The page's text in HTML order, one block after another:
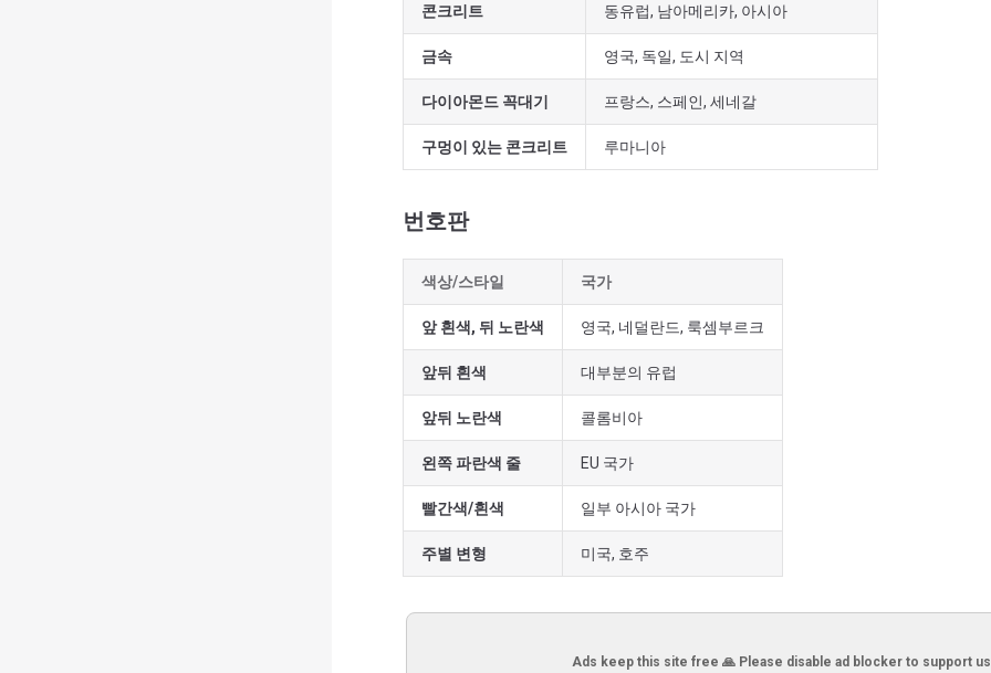
콘크리트 동유럽, 남아메리카, 아시아
금속 영국, 독일, 도시 지역
다이아몬드 꼭대기 프랑스, 스페인, 세네갈
구멍이 있는 콘크리트 루마니아
번호판
색상/스타일 국가
앞 흰색, 뒤 노란색 영국, 네덜란드, 룩셈부르크
앞뒤 흰색 대부분의 유럽
앞뒤 노란색 콜롬비아
왼쪽 파란색 줄 EU 국가
빨간색/흰색 일부 아시아 국가
주별 변형 미국, 호주
Ads keep this site free 🙏 Please disable ad blocker to support